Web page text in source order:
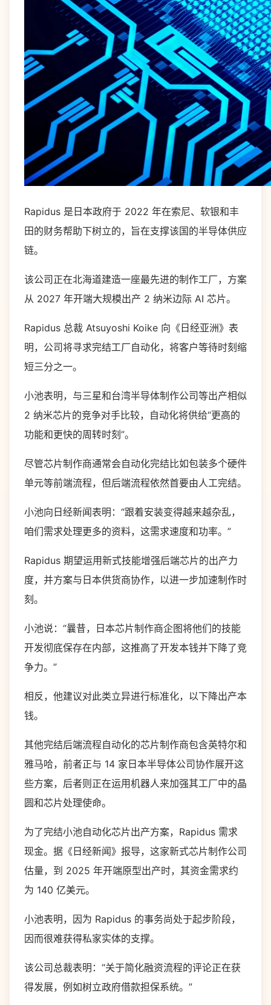
Rapidus 是日本政府于 2022 年在索尼、软银和丰
田的财务帮助下树立的，旨在支撑该国的半导体供应
链。
该公司正在北海道建造一座最先进的制作工厂，方案
从 2027 年开端大规模出产 2 纳米边际 AI 芯片。
Rapidus 总裁 Atsuyoshi Koike 向《日经亚洲》表
明，公司将寻求完结工厂自动化，将客户等待时刻缩
短三分之一。
小池表明，与三星和台湾半导体制作公司等出产相似
2 纳米芯片的竞争对手比较，自动化将供给“更高的
功能和更快的周转时刻”。
尽管芯片制作商通常会自动化完结比如包装多个硬件
单元等前端流程，但后端流程依然首要由人工完结。
小池向日经新闻表明：“跟着安装变得越来越杂乱，
咱们需求处理更多的资料，这需求速度和功率。”
Rapidus 期望运用新式技能增强后端芯片的出产力
度，并方案与日本供货商协作，以进一步加速制作时
刻。
小池说：“曩昔，日本芯片制作商企图将他们的技能
开发彻底保存在内部，这推高了开发本钱并下降了竞
争力。”
相反，他建议对此类立异进行标准化，以下降出产本
钱。
其他完结后端流程自动化的芯片制作商包含英特尔和
雅马哈，前者正与 14 家日本半导体公司协作展开这
些方案，后者则正在运用机器人来加强其工厂中的晶
圆和芯片处理使命。
为了完结小池自动化芯片出产方案，Rapidus 需求
现金。据《日经新闻》报导，这家新式芯片制作公司
估量，到 2025 年开端原型出产时，其资金需求约
为 140 亿美元。
小池表明，因为 Rapidus 的事务尚处于起步阶段，
因而很难获得私家实体的支撑。
该公司总裁表明：“关于简化融资流程的评论正在获
得发展，例如树立政府借款担保系统。”